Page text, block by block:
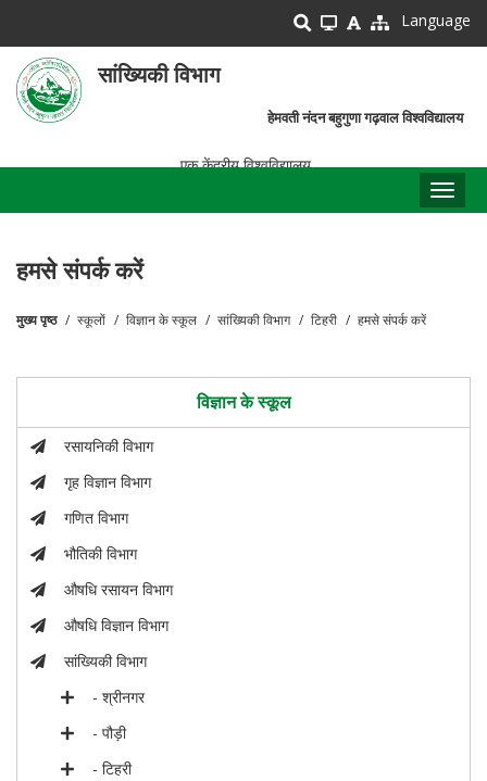
main
content
Language
सांख्यिकी विभाग
हेमवती नंदन बहुगुणा गढ़वाल विश्वविद्यालय
एक केंद्रीय विश्वविद्यालय
हमसे संपर्क करें
मुख्य पृष्ठ स्कूलों विज्ञान के स्कूल सांख्यिकी विभाग टिहरी हमसे संपर्क करें
विज्ञान के स्कूल
रसायनिकी विभाग
गृह विज्ञान विभाग
गणित विभाग
भौतिकी विभाग
औषधि रसायन विभाग
औषधि विज्ञान विभाग
सांख्यिकी विभाग
- श्रीनगर
- पौड़ी
- टिहरी